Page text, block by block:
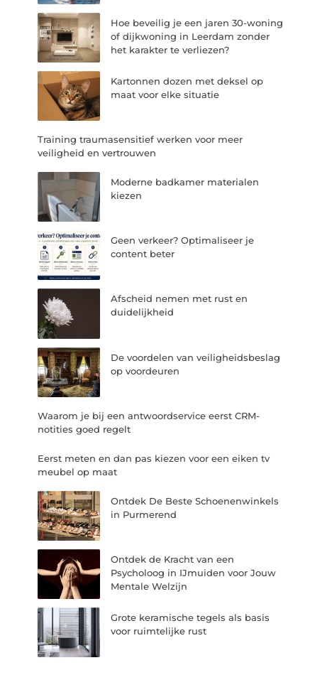
Hoe beveilig je een jaren 30-woning
of dijkwoning in Leerdam zonder
het karakter te verliezen?
Kartonnen dozen met deksel op
maat voor elke situatie
Training traumasensitief werken voor meer
veiligheid en vertrouwen
Moderne badkamer materialen
kiezen
Geen verkeer? Optimaliseer je
content beter
Afscheid nemen met rust en
duidelijkheid
De voordelen van veiligheidsbeslag
op voordeuren
Waarom je bij een antwoordservice eerst CRM-
notities goed regelt
Eerst meten en dan pas kiezen voor een eiken tv
meubel op maat
Ontdek De Beste Schoenenwinkels
in Purmerend
Ontdek de Kracht van een
Psycholoog in IJmuiden voor Jouw
Mentale Welzijn
Grote keramische tegels als basis
voor ruimtelijke rust